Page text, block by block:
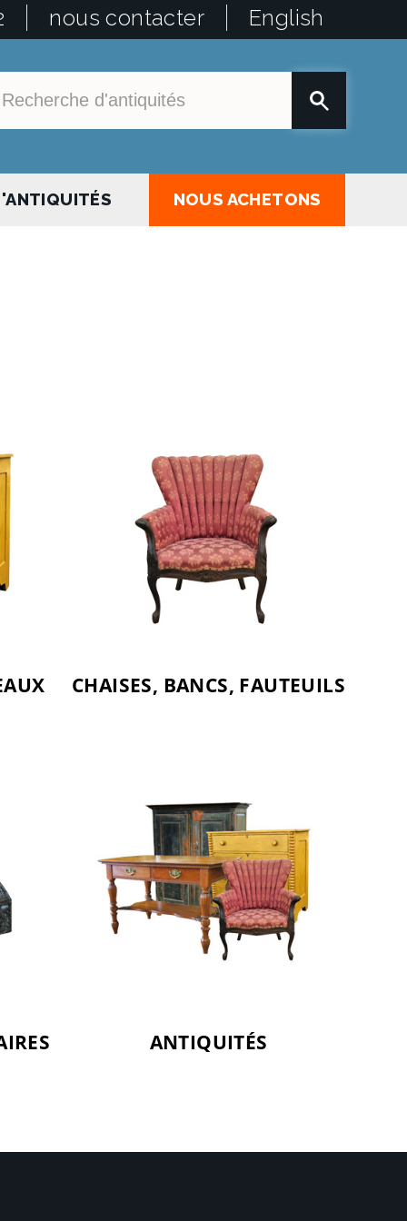
nous contacter English
NOUS ACHETONS
CHAISES, BANCS, FAUTEUILS
ANTIQUITÉS